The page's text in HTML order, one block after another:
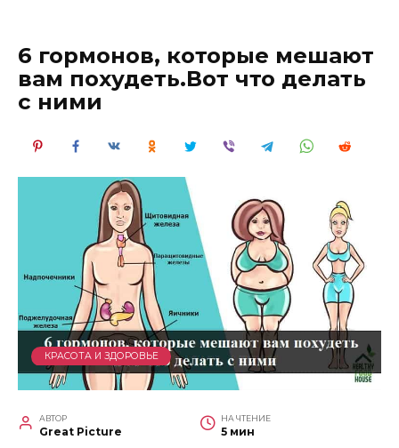
6 гормонов, которые мешают
вам похудеть.Вот что делать
с ними
КРАСОТА И ЗДОРОВЬЕ
АВТОР
Great Picture
НА ЧТЕНИЕ
5 мин